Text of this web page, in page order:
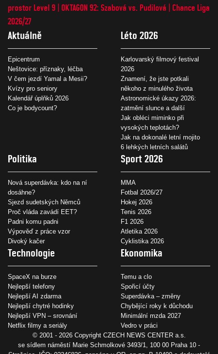
prostor Level 9 OKTAGON 92: Szabová vs. Pudilová
Chance Liga
2026/27
Aktuálně
Epicentrum
Neštovice: příznaky, léčba
V čem jezdí Yamal a Mesii?
Kvízy pro seniory
Kalendář úplňků 2026
Co je bodycount?
Léto 2026
Karlovarský filmový festival
2026
Znamení, že jste potkali
někoho z minulého života
Astronomické úkazy 2026:
zatmění slunce a další
Jak obléci miminko při
vysokých teplotách?
Jak na dokonalé letní mojito
6 lehkých letních salátů
Politika
Nová superdávka: kdo na ní
dosáhne?
Sjezd sudetských Němců
Proč vláda zavádí EET?
Padni komu padni
Výpověď z práce vzor
Divoký kačer
Sport 2026
MMA
Fotbal 2026/27
Hokej 2026
Tenis 2026
F1 2026
Atletika 2026
Cyklistika 2026
Technologie
SpaceX na burze
Nejlepší telefony
Nejlepší AI zdarma
Nejlepší chytré hodinky
Nejlepší VPN – srovnání
Netflix filmy a seriály
Ekonomika
Temu a clo
Spořicí účty
Superdávka – změny
Chybějící roky k důchodu
Minimální mzda 2027
Vedro v práci
© 2001 - 2026 Copyright CZECH NEWS CENTER a.s.
se sídlem náměstí Marie Schmolkové 3493/1, 100 00 Praha 10 -